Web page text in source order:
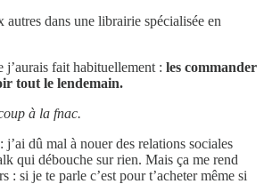
autres dans une librairie spécialisée en
fait habituellement : les commander
tout le lendemain.
à la fnac.
j’ai dû mal à nouer des relations sociales
qui débouche sur rien. Mais ça me rend
: si je te parle c’est pour t’acheter même si